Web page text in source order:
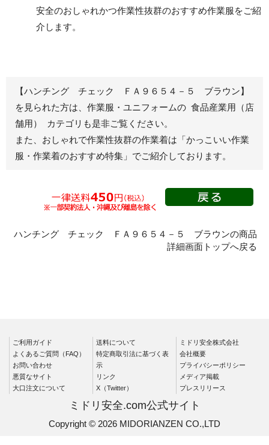
レディース作業着
ブルゾン
ジャンパー
秋冬長袖
春夏半袖
スモック
秋冬長袖
クリーンウェ
ワークパンツ
春夏
食品産業用
クリーンウェ
シャツ
安全のおしゃれかつ作業性抜群のおすすめ作業服をご紹
介します。
【ハンチング チェック ＦＡ９６５４－５ ブラウン】
を見られた方は、作業服・ユニフォームの 食品産業用（店
舗用） カテゴリも是非ご覧ください。
また、おしゃれで作業性抜群の作業着は 「かっこいい作業
服・作業着のおすすめ特集」 でご紹介しております。
ハンチング チェック ＦＡ９６５４－５ ブラウンの商品
詳細画面トップへ戻る
ご利用ガイド
よくあるご質問（FAQ）
お問い合わせ
悪質なサイト
大口注文について
送料について
特定商取引法に基づく表
示
リンク
X（Twitter）
ミドリ安全株式会社
会社概要
プライバシーポリシー
メディア掲載
プレスリリース
ミドリ安全.com公式サイト
Copyright © 2026 MIDORIANZEN CO.,LTD